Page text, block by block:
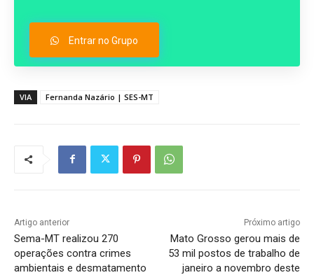
Entrar no Grupo
VIA Fernanda Nazário | SES-MT
Artigo anterior
Sema-MT realizou 270
operações contra crimes
ambientais e desmatamento
Próximo artigo
Mato Grosso gerou mais de
53 mil postos de trabalho de
janeiro a novembro deste